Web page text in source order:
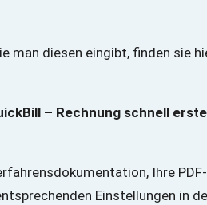
man diesen eingibt, finden sie
– Rechnung schnell
Ihre
Einstellungen in